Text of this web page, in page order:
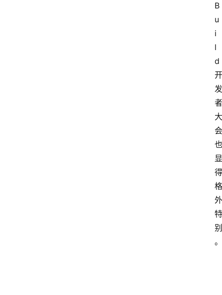
B
u
i
l
d
开
发
者
大
会
也
显
得
格
外
特
别
。